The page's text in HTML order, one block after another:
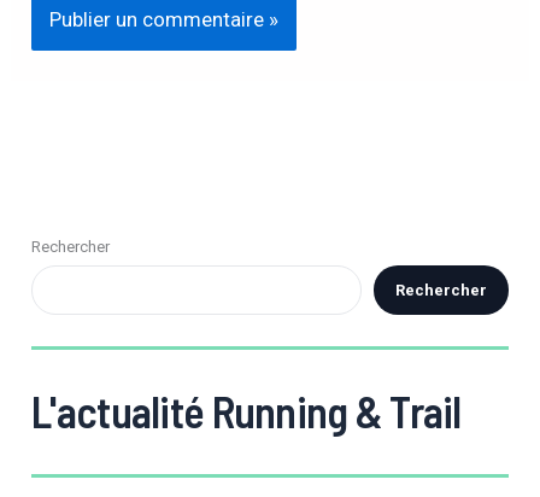
Rechercher
Rechercher
L'actualité Running & Trail